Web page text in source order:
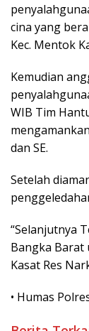
cina yang
Kec. Mentok
Kemudian
WIB Tim
dan SE.
Setelah
“Selanjutnya
Bangka Barat
Kasat Res
• Humas